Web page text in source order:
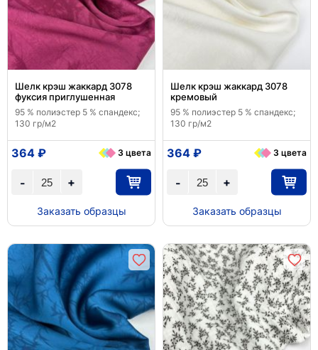
Шелк крэш жаккард 3078
фуксия приглушенная
95 % полиэстер 5 % спандекс;
130 гр/м2
+
-
364 ₽ 3 цвета
Заказать образцы
Шелк крэш жаккард 3078
кремовый
95 % полиэстер 5 % спандекс;
130 гр/м2
+
-
364 ₽ 3 цвета
Заказать образцы